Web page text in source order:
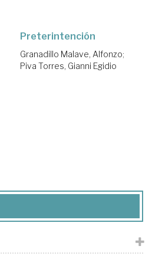
Preterintención
Granadillo Malave, Alfonzo;
Piva Torres, Gianni Egidio